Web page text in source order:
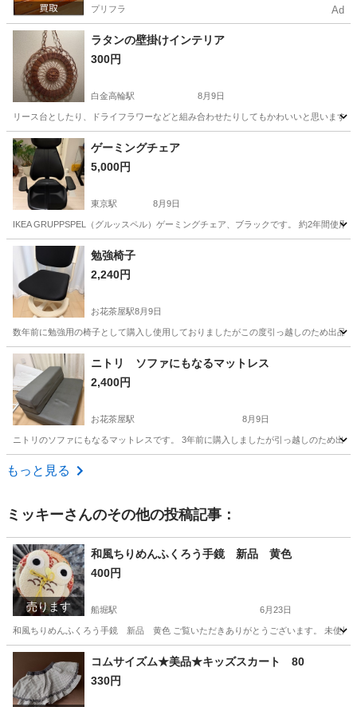
プリフラ Ad
ラタンの壁掛けインテリア
300円
白金高輪駅 8月9日
リース台としたり、ドライフラワーなどと組み合わせたりしてもかわいいと思います
東京 港区 白金高輪駅
ゲーミングチェア
5,000円
東京駅 8月9日
IKEA GRUPPSPEL（グルッスペル）ゲーミングチェア、ブラックです。 約2年間使
東京 中央区 東京駅
勉強椅子
2,240円
お花茶屋駅8月9日
数年前に勉強用の椅子として購入し使用しておりましたがこの度引っ越しのため出品
東京 葛飾区 お花茶屋駅
ニトリ ソファにもなるマットレス
2,400円
お花茶屋駅 8月9日
ニトリのソファにもなるマットレスです。 3年前に購入しましたが引っ越しのため出品
東京 葛飾区
もっと見る
ミッキーさんのその他の投稿記事：
売ります
和風ちりめんふくろう手鏡 新品 黄色
400円
船堀駅 6月23日
和風ちりめんふくろう手鏡 新品 黄色 ご覧いただきありがとうございます。 未使用
東京 江戸川区 船堀駅 生活雑貨 ふくろう
コムサイズム★美品★キッズスカート 80
330円